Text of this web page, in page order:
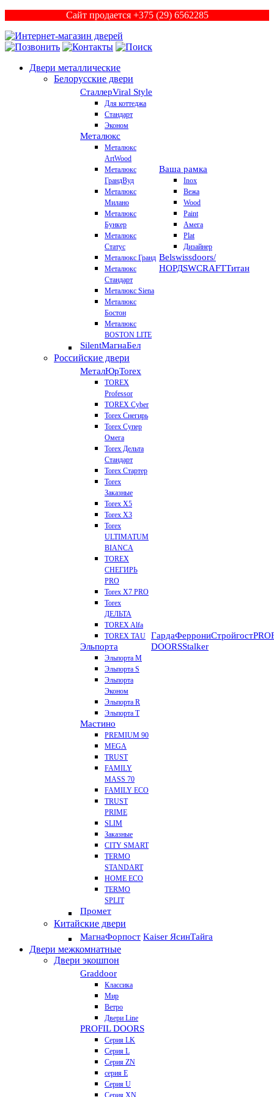
Сайт продается +375 (29) 6562285
Двери металлические
Белорусские двери
СталлерViral Style
Для коттеджа
Стандарт
Эконом
Металюкс
Металюкс
ArtWood
Металюкс
ГрандВуд
Металюкс
Милано
Металюкс
Бункер
Металюкс
Статус
Металюкс Гранд
Металюкс
Стандарт
Металюкс Siena
Металюкс
Бостон
Металюкс
BOSTON LITE
SilentМагнаБел
Ваша рамка
Inox
Вежа
Wood
Paint
Амега
Plat
Дизайнер
Belswissdoors/
НОРДSWCRAFTТитан
Российские двери
МеталЮрTorex
TOREX
Professor
TOREX Cyber
Torex Снегирь
Torex Супер
Омега
Torex Дельта
Стандарт
Torex Стартер
Torex
Заказные
Torex Х5
Torex Х3
Torex
ULTIMATUM
BIANCA
TOREX
СНЕГИРЬ
PRO
Torex X7 PRO
Torex
ДЕЛЬТА
TOREX Alfa
TOREX TAU
Эльпорта
Эльпорта M
Эльпорта S
Эльпорта
Эконом
Эльпорта R
Эльпорта Т
Мастино
PREMIUM 90
MEGA
TRUST
FAMILY
MASS 70
FAMILY ECO
TRUST
PRIME
SLIM
Заказные
CITY SMART
TERMO
STANDART
HOME ECO
ТЕRМО
SPLIT
Промет
ГардаФеррониСтройгост
DOORSStalker
Китайские двери
МагнаФорпост Kaiser ЯсинТайга
Двери межкомнатные
Двери экошпон
Graddoor
Классика
Мир
Ветро
Двери Line
PROFIL DOORS
Серия LK
Серия L
Серия ZN
серия E
Серия U
Серия XN